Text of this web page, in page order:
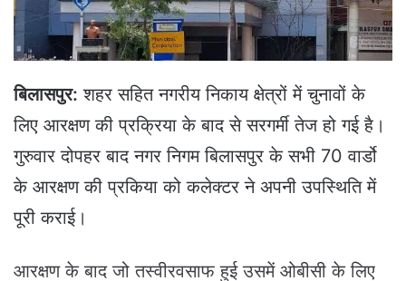
बिलासपुर: शहर सहित नगरीय निकाय क्षेत्रों में चुनावों के
लिए आरक्षण की प्रक्रिया के बाद से सरगर्मी तेज हो गई है।
गुरुवार दोपहर बाद नगर निगम बिलासपुर के सभी 70 वार्डो
के आरक्षण की प्रकिया को कलेक्टर ने अपनी उपस्थिति में
पूरी कराई।
आरक्षण के बाद जो तस्वीरवसाफ हुई उसमें ओबीसी के लिए